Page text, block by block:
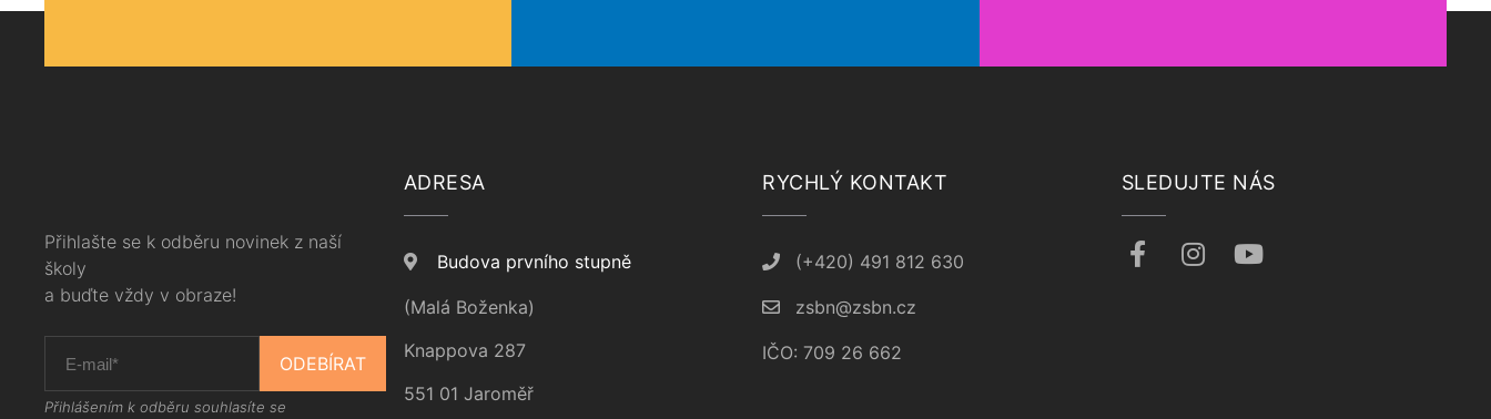
Přihlašte se k odběru novinek z naší
školy
a buďte vždy v obraze!
ODEBÍRAT
Přihlášením k odběru souhlasíte se
ADRESA
Budova prvního stupně
(Malá Boženka)
Knappova 287
551 01 Jaroměř
RYCHLÝ KONTAKT
(+420) 491 812 630
zsbn@zsbn.cz
IČO: 709 26 662
SLEDUJTE NÁS